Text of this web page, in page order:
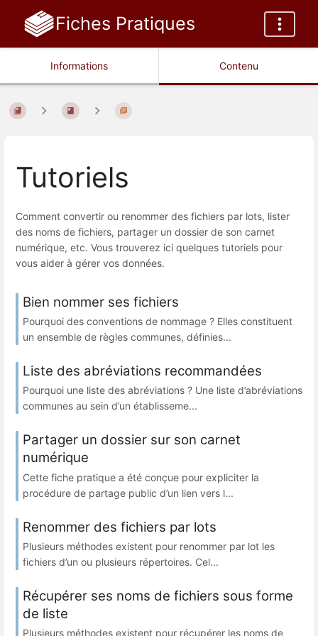
Fiches Pratiques
Informations Contenu
Tutoriels
Comment convertir ou renommer des fichiers par lots, lister
des noms de fichiers, partager un dossier de son carnet
numérique, etc. Vous trouverez ici quelques tutoriels pour
vous aider à gérer vos données.
Bien nommer ses fichiers
Pourquoi des conventions de nommage ? Elles constituent
un ensemble de règles communes, définies...
Liste des abréviations recommandées
Pourquoi une liste des abréviations ? Une liste d’abréviations
communes au sein d’un établisseme...
Partager un dossier sur son carnet
numérique
Cette fiche pratique a été conçue pour expliciter la
procédure de partage public d’un lien vers l...
Renommer des fichiers par lots
Plusieurs méthodes existent pour renommer par lot les
fichiers d’un ou plusieurs répertoires. Cel...
Récupérer ses noms de fichiers sous forme
de liste
Plusieurs méthodes existent pour récupérer les noms de